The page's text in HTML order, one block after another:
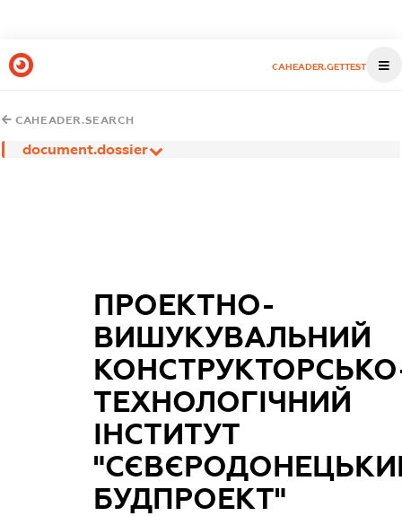
CAHEADER.GETTEST
CAHEADER.SEARCH
document.dossier
ПРОЕКТНО-
ВИШУКУВАЛЬНИЙ
ТЕХНОЛОГІЧНИЙ
ІНСТИТУТ
БУДПРОЕКТ"